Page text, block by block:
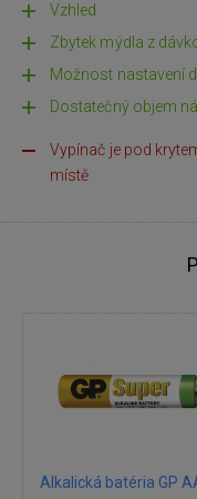
Vzhled
Zbytek mýdla z
Možnost nastavení
Dostatečný objem
Vypínač je pod
místě
Alkalická batéria GP